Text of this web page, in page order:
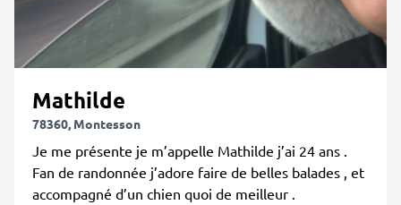
Mathilde
78360, Montesson
Je me présente je m’appelle Mathilde j’ai 24 ans .
Fan de randonnée j’adore faire de belles balades , et
accompagné d’un chien quoi de meilleur .